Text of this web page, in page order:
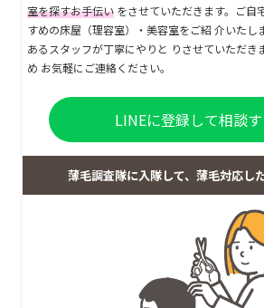
室を探すお手伝い をさせていただきます。ご自
すめの床屋（理容室）・美容室をご紹 介いたし
あるスタッフが丁寧にやりと りさせていただき
め お気軽にご連絡ください。
LINEに登録して相談す
薄毛調査隊に入隊して、薄毛対応し